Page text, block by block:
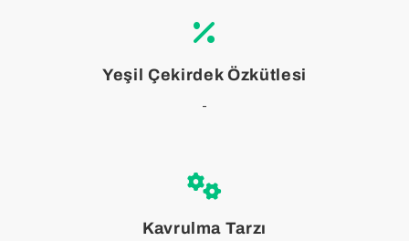
Yeşil Çekirdek Özkütlesi
-
Kavrulma Tarzı